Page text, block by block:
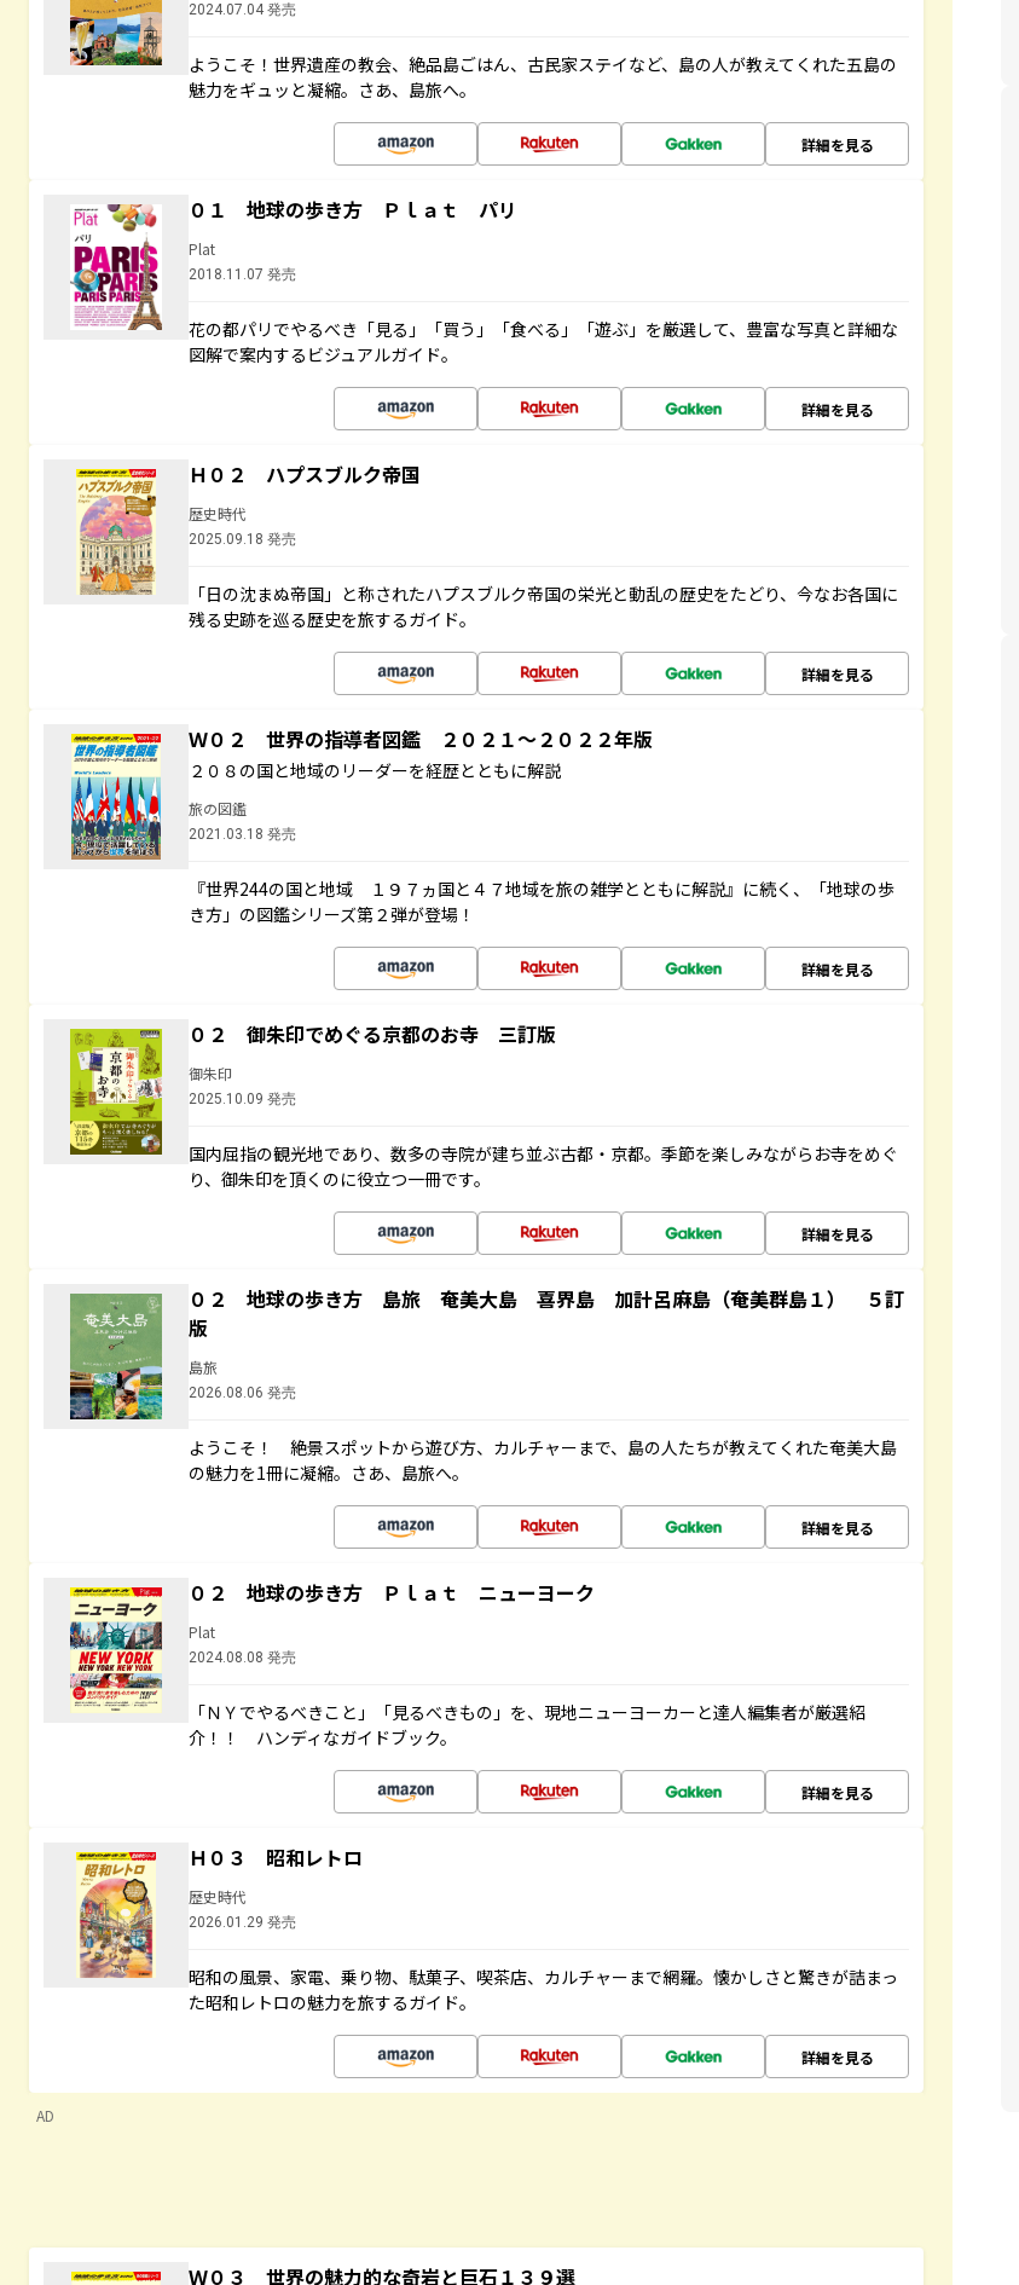
2024.07.04 発売
ようこそ！世界遺産の教会、絶品島ごはん、古民家ステイなど、島の人が教えてくれた五島の
魅力をギュッと凝縮。さあ、島旅へ。
詳細を見る
０１ 地球の歩き方 Ｐｌａｔ パリ
Plat
2018.11.07 発売
花の都パリでやるべき「見る」「買う」「食べる」「遊ぶ」を厳選して、豊富な写真と詳細な
図解で案内するビジュアルガイド。
詳細を見る
Ｈ０２ ハプスブルク帝国
歴史時代
2025.09.18 発売
「日の沈まぬ帝国」と称されたハプスブルク帝国の栄光と動乱の歴史をたどり、今なお各国に
残る史跡を巡る歴史を旅するガイド。
詳細を見る
Ｗ０２ 世界の指導者図鑑 ２０２１～２０２２年版
２０８の国と地域のリーダーを経歴とともに解説
旅の図鑑
2021.03.18 発売
『世界244の国と地域 １９７ヵ国と４７地域を旅の雑学とともに解説』に続く、「地球の歩
き方」の図鑑シリーズ第２弾が登場！
詳細を見る
０２ 御朱印でめぐる京都のお寺 三訂版
御朱印
2025.10.09 発売
国内屈指の観光地であり、数多の寺院が建ち並ぶ古都・京都。季節を楽しみながらお寺をめぐ
り、御朱印を頂くのに役立つ一冊です。
詳細を見る
０２ 地球の歩き方 島旅 奄美大島 喜界島 加計呂麻島（奄美群島１） ５訂
版
島旅
2026.08.06 発売
ようこそ！ 絶景スポットから遊び方、カルチャーまで、島の人たちが教えてくれた奄美大島
の魅力を1冊に凝縮。さあ、島旅へ。
詳細を見る
０２ 地球の歩き方 Ｐｌａｔ ニューヨーク
Plat
2024.08.08 発売
「ＮＹでやるべきこと」「見るべきもの」を、現地ニューヨーカーと達人編集者が厳選紹
介！！ ハンディなガイドブック。
詳細を見る
Ｈ０３ 昭和レトロ
歴史時代
2026.01.29 発売
昭和の風景、家電、乗り物、駄菓子、喫茶店、カルチャーまで網羅。懐かしさと驚きが詰まっ
た昭和レトロの魅力を旅するガイド。
詳細を見る
AD
Ｗ０３ 世界の魅力的な奇岩と巨石１３９選